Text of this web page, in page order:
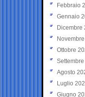
Febbraio
Gennaio
Dicembre
Ottobre
Agosto
Luglio
Giugno